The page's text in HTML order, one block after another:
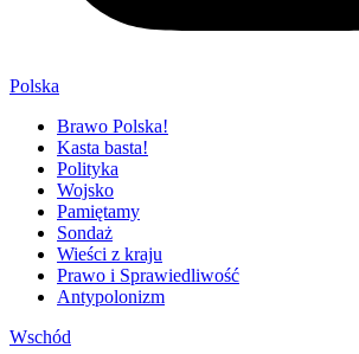
Polska
Brawo Polska!
Kasta basta!
Polityka
Wojsko
Pamiętamy
Sondaż
Wieści z kraju
Prawo i Sprawiedliwość
Antypolonizm
Wschód